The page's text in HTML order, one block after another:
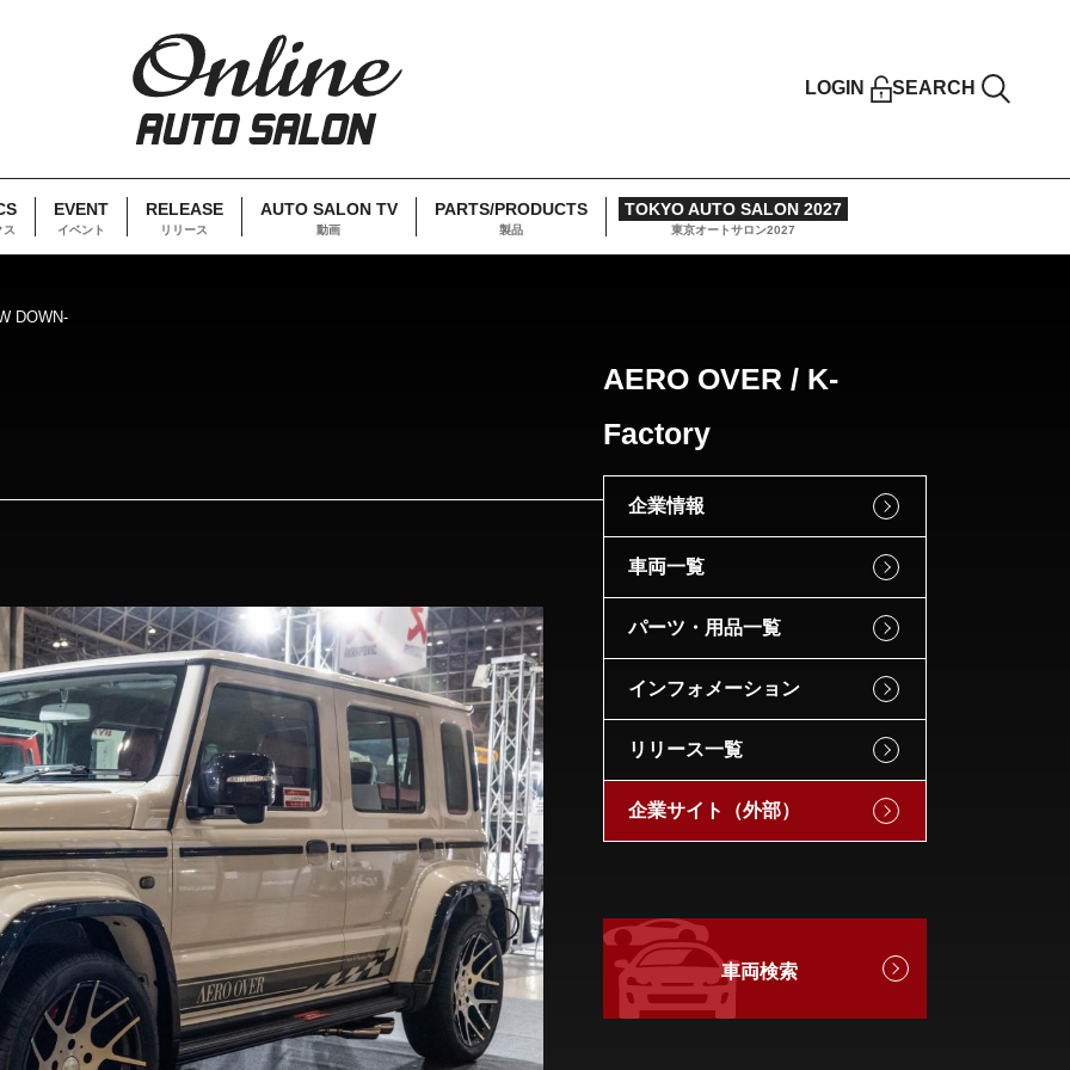
LOGIN SEARCH
ス
EVENT
イベント
RELEASE
リリース
AUTO SALON TV
動画
PARTS/PRODUCTS
製品
TOKYO AUTO SALON 2027
東京オートサロン2027
DOWN-
AERO OVER / K-
Factory
企業情報
車両一覧
パーツ・用品一覧
インフォメーション
リリース一覧
企業サイト（外部）
車両検索